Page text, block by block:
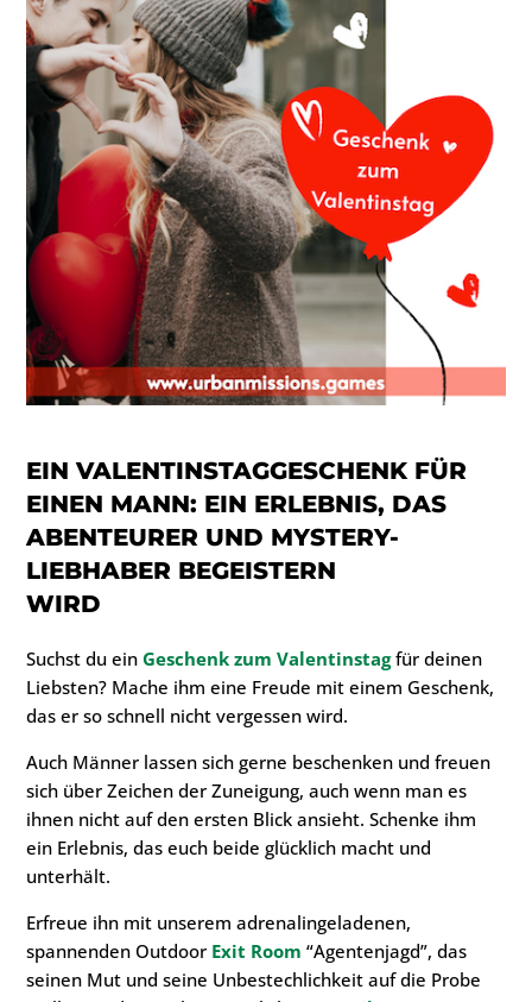
EIN VALENTINSTAGGESCHENK FÜR
EINEN MANN: EIN ERLEBNIS, DAS
ABENTEURER UND MYSTERY-
LIEBHABER BEGEISTERN
WIRD
Suchst du einGeschenk zum Valentinstagfür deinen
Liebsten? Mache ihm eine Freude mit einem Geschenk,
das er so schnell nicht vergessen wird.
Auch Männer lassen sich gerne beschenken und freuen
sich über Zeichen der Zuneigung, auch wenn man es
ihnen nicht auf den ersten Blick ansieht. Schenke ihm
ein Erlebnis, das euch beide glücklich macht und
unterhält.
Erfreue ihn mit unserem adrenalingeladenen,
spannenden Outdoor Exit Room “Agentenjagd”, das
seinen Mut und seine Unbestechlichkeit auf die Probe